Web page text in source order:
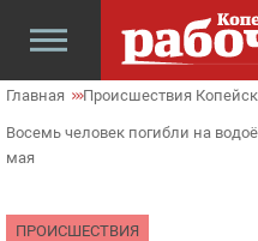
Главная Происшествия
Восемь человек погибли на
мая
ПРОИСШЕСТВИЯ